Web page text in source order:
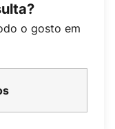
o gosto em